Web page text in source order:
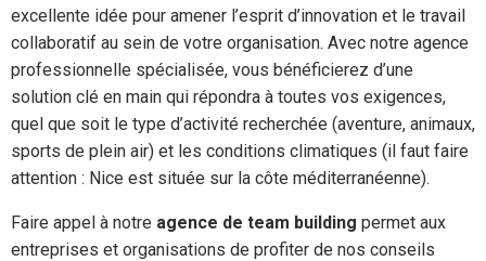
excellente idée pour amener l’esprit d’innovation et le travail
collaboratif au sein de votre organisation. Avec notre agence
professionnelle spécialisée, vous bénéficierez d’une
solution clé en main qui répondra à toutes vos exigences,
quel que soit le type d’activité recherchée (aventure, animaux,
sports de plein air) et les conditions climatiques (il faut faire
attention : Nice est située sur la côte méditerranéenne).
Faire appel à notre agence de team building permet aux
entreprises et organisations de profiter de nos conseils